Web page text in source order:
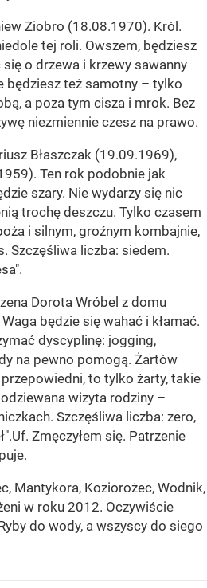
Ziobro (18.08.1970). Król.
tej roli. Owszem, będziesz
o drzewa i krzewy sawanny
będziesz też samotny – tylko
a poza tym cisza i mrok. Bez
niezmiennie czesz na prawo.
Błaszczak (19.09.1969),
Ten rok podobnie jak
szary. Nie wydarzy się nic
trochę deszczu. Tylko czasem
i silnym, groźnym kombajnie,
Szczęśliwa liczba: siedem.
Dorota Wróbel z domu
będzie się wahać i kłamać.
dyscyplinę: jogging,
na pewno pomogą. Żartów
to tylko żarty, takie
wizyta rodziny –
Szczęśliwa liczba: zero,
Zmęczyłem się. Patrzenie
Mantykora, Koziorożec, Wodnik,
w roku 2012. Oczywiście
do wody, a wszyscy do siego